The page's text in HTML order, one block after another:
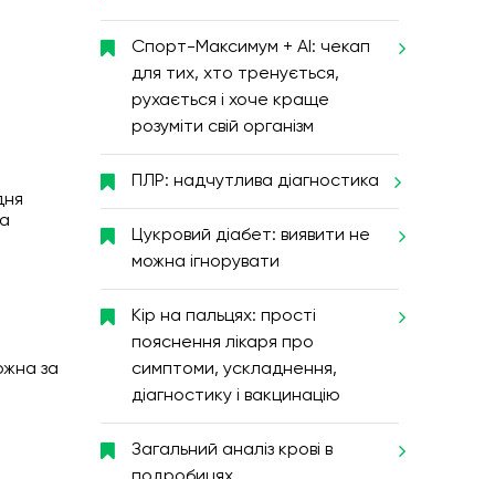
за
Спорт-Максимум + AI: чекап
для тих, хто тренується,
рухається і хоче краще
розуміти свій організм
ПЛР: надчутлива діагностика
Цукровий діабет: виявити не
можна ігнорувати
Кір на пальцях: прості
пояснення лікаря про
симптоми, ускладнення,
діагностику і вакцинацію
Загальний аналіз крові в